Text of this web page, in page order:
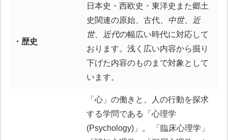
・歴史
日本史・西欧史・東洋史また郷土
史関連の原始、古代、
中世、
近
世、 近代の幅広い時代に対応して
おります。浅く広い内容から掘り
下げた内容のものまで対象として
います。
「心」の働きと、人の行動を探求
する学問である「心理学
(Psychology)」。 「臨床心理学」